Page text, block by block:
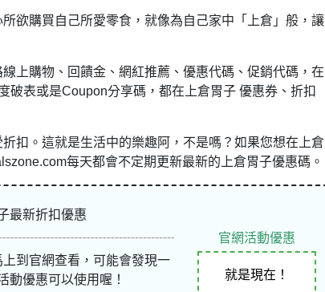
欲購買自己所愛零食，就像為自己家中「上倉」般，讓
上購物、回饋金、網紅推薦、優惠代碼、促銷代碼，在
破表或是Coupon分享碼，都在上倉胃子 優惠券、折扣
扣。這就是生活中的樂趣阿，不是嗎？如果您想在上倉
每天都會不定期更新最新的上倉胃子優惠碼。
最新折扣優惠
到官網查看，可能會發現一
動優惠可以使用喔！
官網活動優惠
就是現在！